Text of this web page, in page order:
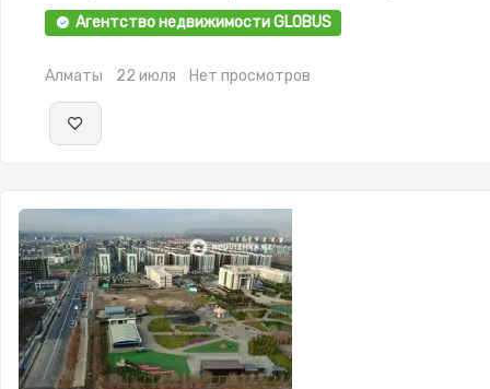
въезд,Выкуплен,Госакт,Все документы
Агентство недвижимости GLOBUS
Алматы 22 июля Нет просмотров